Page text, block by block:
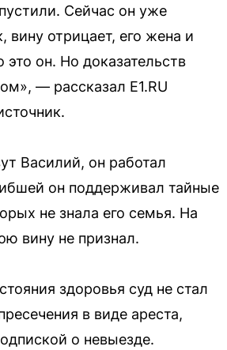
Сейчас он уже
вину отрицает, его жена и
это он. Но доказательств
— рассказал E1.RU
Василий, он работал
он поддерживал тайные
не знала его семья. На
вину не признал.
здоровья суд не стал
в виде ареста,
о невыезде.